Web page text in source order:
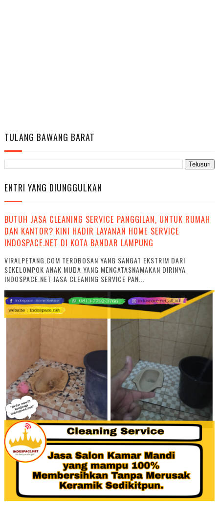
TULANG BAWANG BARAT
ENTRI YANG DIUNGGULKAN
BUTUH JASA CLEANING SERVICE PANGGILAN, UNTUK RUMAH
DAN KANTOR? KINI HADIR LAYANAN HOME SERVICE
INDOSPACE.NET DI KOTA BANDAR LAMPUNG
VIRALPETANG.COM TEROBOSAN YANG SANGAT EKSTRIM DARI
SEKELOMPOK ANAK MUDA YANG MENGATASNAMAKAN DIRINYA
INDOSPACE.NET JASA CLEANING SERVICE PAN...